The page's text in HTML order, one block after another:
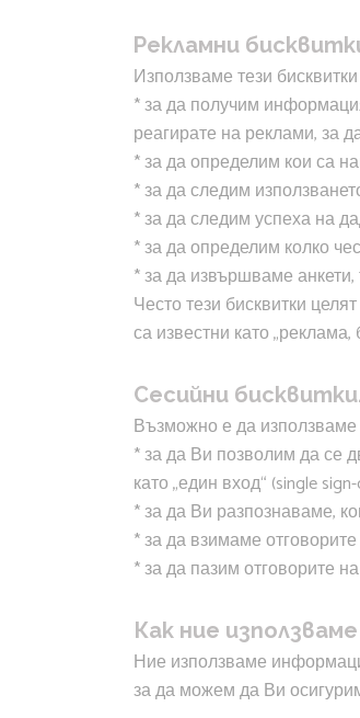
Рекламни
Използваме тези
* за да получим
реагирате на реклами, за
* за да определим кои са
* за да следим
* за да следим успеха на
* за да определим колко
* за да извършваме
Често тези бисквитки
са известни като
Сесийни
Възможно е да
* за да Ви позволим да се
като „един вход“ (single
* за да Ви разпознаваме,
* за да взимаме
* за да пазим отговорите
Как ние
Ние използваме
за да можем да Ви